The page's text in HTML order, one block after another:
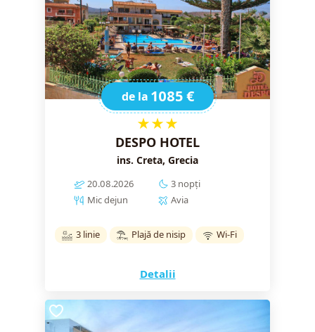
de la 1085 €
★★★
DESPO HOTEL
ins. Creta, Grecia
20.08.2026
3 nopți
Mic dejun
Avia
3 linie Plajă de nisip Wi-Fi
Detalii